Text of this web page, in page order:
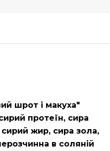
шрот і макуха"
протеїн, сира
сирий жир, сира зола,
в соляній